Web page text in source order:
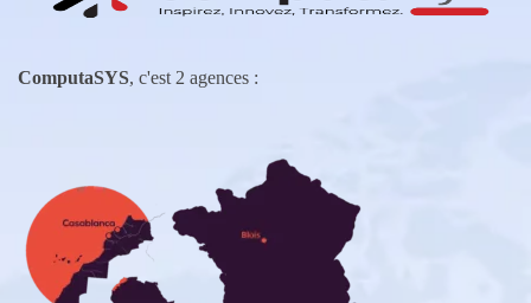
ComputaSYS, c'est 2 agences :